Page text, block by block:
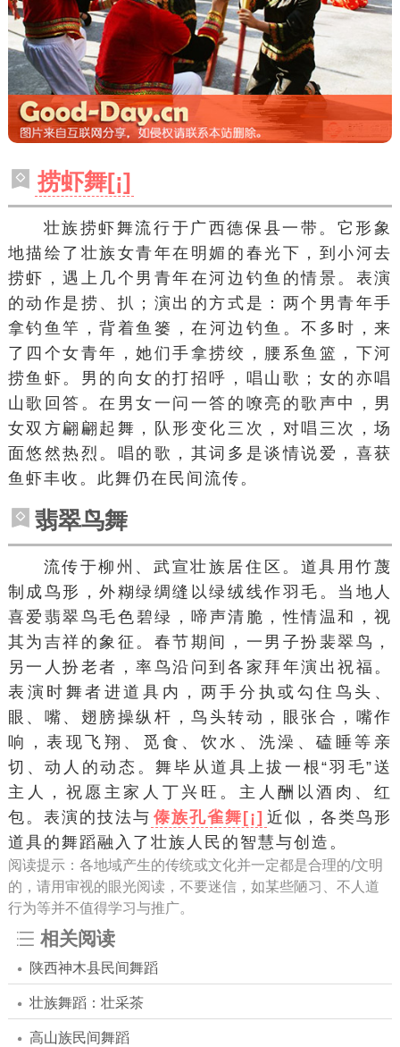
捞虾舞[¡]
壮族捞虾舞流行于广西德保县一带。它形象
地描绘了壮族女青年在明媚的春光下，到小河去
捞虾，遇上几个男青年在河边钓鱼的情景。表演
的动作是捞、扒；演出的方式是：两个男青年手
拿钓鱼竿 ，背着鱼篓，在河边钓鱼。不多时，来
了四个女青年，她们手拿捞绞，腰系鱼篮，下河
捞鱼虾。男的向女的打招呼，唱山歌；女的亦唱
山歌回答。在男女一问一答的嘹亮的歌声中，男
女双方翩翩起舞，队形变化三次，对唱三次，场
面悠然热烈。唱的歌，其词多是谈情说爱，喜获
鱼虾丰收。此舞仍在民间流传。
翡翠鸟舞
流传于柳州 、武宣壮族居住区。道具用竹蔑
制成鸟形，外糊绿绸缝以绿绒线作羽毛。当地人
喜爱 翡翠鸟毛色碧绿 ，啼声清脆，性情温和，视
其为吉祥的象征。春节期间，一男子扮裴翠鸟，
另一人扮老者，率鸟沿问到各家拜年演出祝福。
表演时舞者进道具内，两手分执或勾住鸟头、
眼、嘴、翅膀操纵杆 ，鸟头转动，眼张合，嘴作
响，表现飞翔、觅食、饮水、洗澡、磕睡等亲
切、动人的动态。舞毕从道具上拔一根“羽毛”送
主人，祝愿主家人丁兴旺。主人酬以酒肉 、红
包。表演的技法与 傣族孔雀舞[¡] 近似，各类鸟形
道具的舞蹈融入了壮族人民的智慧与创造。
阅读提示：各地域产生的传统或文化并一定都是合理的/文明
的，请用审视的眼光阅读，不要迷信，如某些陋习、不人道
行为等并不值得学习与推广。
相关阅读
陕西神木县民间舞蹈
壮族舞蹈：壮采茶
高山族民间舞蹈